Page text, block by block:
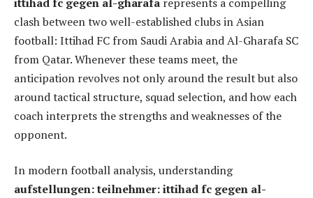
clash between two well-established clubs in Asian
football: Ittihad FC from Saudi Arabia and Al-Gharafa SC
from Qatar. Whenever these teams meet, the
anticipation revolves not only around the result but also
around tactical structure, squad selection, and how each
coach interprets the strengths and weaknesses of the
opponent.
In modern football analysis, understanding
aufstellungen: teilnehmer: ittihad fc gegen al-